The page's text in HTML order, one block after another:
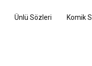
Ünlü Sözleri Komik